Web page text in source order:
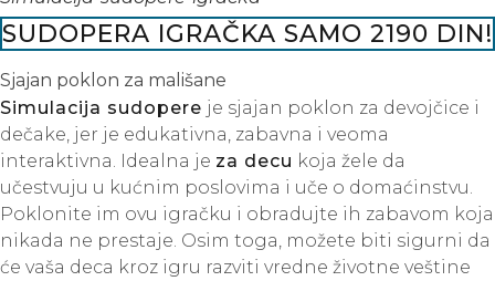
SUDOPERA IGRAČKA SAMO 2190 DIN!
Sjajan poklon za mališane
Simulacija sudopere je sjajan poklon za devojčice i
dečake, jer je edukativna, zabavna i veoma
interaktivna. Idealna je za decu koja žele da
učestvuju u kućnim poslovima i uče o domaćinstvu.
Poklonite im ovu igračku i obradujte ih zabavom koja
nikada ne prestaje. Osim toga, možete biti sigurni da
će vaša deca kroz igru razviti vredne životne veštine